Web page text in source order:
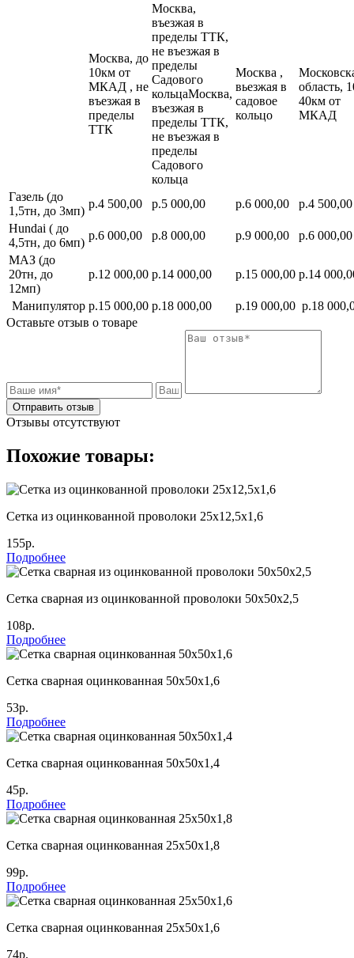
Москва, до
10км от
МКАД , не
въезжая в
пределы
ТТК
Москва,
въезжая в
пределы ТТК,
не въезжая в
пределы
Садового
кольцаМосква,
въезжая в
пределы ТТК,
не въезжая в
пределы
Садового
кольца
Москва ,
вьезжая в
садовое
кольцо
область,
40км от
МКАД
Газель (до
1,5тн, до 3мп)
р.4 500,00 р.5 000,00 р.6 000,00
р.4 500,00
Hundai ( до
4,5тн, до 6мп)
р.6 000,00 р.8 000,00 р.9 000,00
р.6 000,00
МАЗ (до
20тн, до
12мп)
р.12 000,00 р.14 000,00 р.15 000,00 р.14
Манипулятор р.15 000,00 р.18 000,00 р.19 000,00 р.18
Оставьте отзыв о товаре
Отправить отзыв
Отзывы отсутствуют
Похожие товары:
Сетка из оцинкованной проволоки 25х12,5х1,6
155р.
Подробнее
Сетка сварная из оцинкованной проволоки 50х50х2,5
108р.
Подробнее
Сетка сварная оцинкованная 50х50х1,6
53р.
Подробнее
Сетка сварная оцинкованная 50х50х1,4
45р.
Подробнее
Сетка сварная оцинкованная 25х50х1,8
99р.
Подробнее
Сетка сварная оцинкованная 25х50х1,6
74р.